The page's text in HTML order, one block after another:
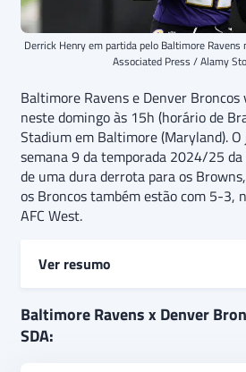
Derrick Henry em partida pelo Baltimore
Associated Press / Alamy
Baltimore Ravens e Denver
neste domingo às 15h (horário de
Stadium em Baltimore (Maryland).
semana 9 da temporada 2024/25 da
de uma dura derrota para os
os Broncos também estão com 5-3,
AFC West.
Ver resumo
Baltimore Ravens e Denver
semana 9 da temporada 2024/25
Baltimore Ravens x Denver
SDA: